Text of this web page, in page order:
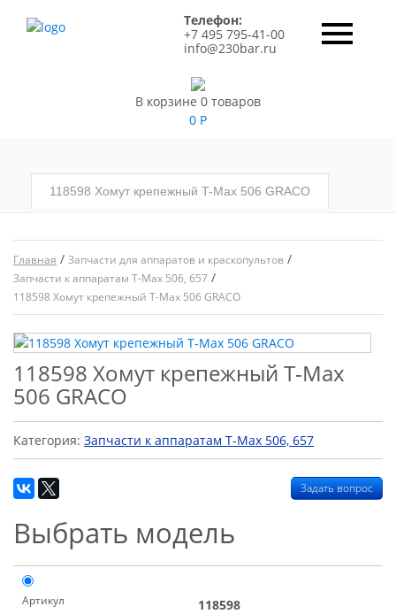
Телефон:
+7 495 795-41-00
info@230bar.ru
В корзине 0 товаров
0 Р
118598 Хомут крепежный T-Max 506 GRACO
Главная / Запчасти для аппаратов и краскопультов /
Запчасти к аппаратам T-Max 506, 657 /
118598 Хомут крепежный T-Max 506 GRACO
118598 Хомут крепежный T-Max
506 GRACO
Категория: Запчасти к аппаратам T-Max 506, 657
Задать вопрос
Выбрать модель
Артикул 118598